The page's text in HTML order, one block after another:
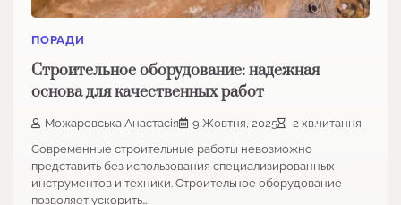
ПОРАДИ
Строительное оборудование: надежная
основа для качественных работ
Можаровська Анастасія 9 Жовтня, 2025
2 хв.читання
Современные строительные работы невозможно
представить без использования специализированных
инструментов и техники. Строительное оборудование
позволяет ускорить…